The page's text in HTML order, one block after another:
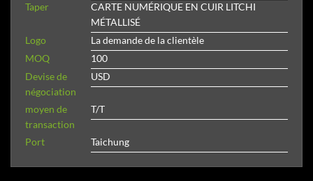
Taper
CARTE NUMÉRIQUE EN CUIR LITCHI
MÉTALLISÉ
Logo
La demande de la clientèle
MOQ
100
Devise de
négociation
USD
moyen de
transaction
T/T
Port Taichung